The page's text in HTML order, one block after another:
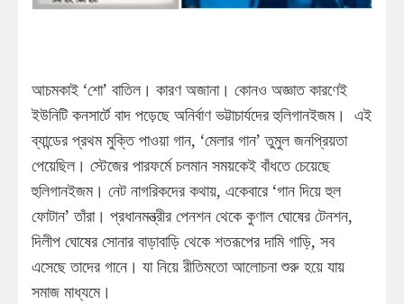
আচমকাই ‘শো’ বাতিল। কারণ অজানা। কোনও অজ্ঞাত কারণেই
ইউনিটি কনসার্টে বাদ পড়েছে অনির্বাণ ভট্টাচার্যদের হুলিগানইজম। এই
ব্যান্ডের প্রথম মুক্তি পাওয়া গান, ‘মেলার গান’ তুমুল জনপ্রিয়তা
পেয়েছিল। স্টেজের পারফর্মে চলমান সময়কেই বাঁধতে চেয়েছে
হুলিগানইজম। নেট নাগরিকদের কথায়, একেবারে ‘গান দিয়ে হুল
ফোটান’ তাঁরা। প্রধানমন্ত্রীর পেনশন থেকে কুণাল ঘোষের টেনশন,
দিলীপ ঘোষের সোনার বাড়াবাড়ি থেকে শতরূপের দামি গাড়ি, সব
এসেছে তাদের গানে। যা নিয়ে রীতিমতো আলোচনা শুরু হয়ে যায়
সমাজ মাধ্যমে।